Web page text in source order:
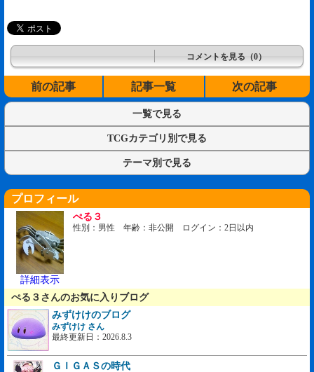
コメントを見る（0）
前の記事 記事一覧 次の記事
一覧で見る
TCGカテゴリ別で見る
テーマ別で見る
プロフィール
詳細表示
ぺる３
性別：男性 年齢：非公開 ログイン：2日以内
ぺる３さんのお気に入りブログ
みずけけのブログ
みずけけ さん
最終更新日：2026.8.3
ＧＩＧＡＳの時代